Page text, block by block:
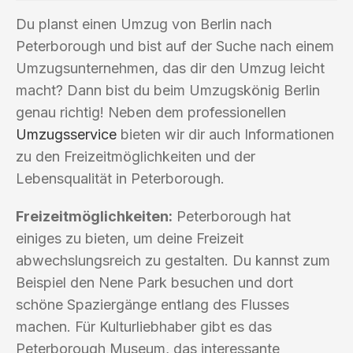
Du planst einen Umzug von Berlin nach
Peterborough und bist auf der Suche nach einem
Umzugsunternehmen, das dir den Umzug leicht
macht? Dann bist du beim Umzugskönig Berlin
genau richtig! Neben dem professionellen
Umzugsservice bieten wir dir auch Informationen
zu den Freizeitmöglichkeiten und der
Lebensqualität in Peterborough.
Freizeitmöglichkeiten: Peterborough hat
einiges zu bieten, um deine Freizeit
abwechslungsreich zu gestalten. Du kannst zum
Beispiel den Nene Park besuchen und dort
schöne Spaziergänge entlang des Flusses
machen. Für Kulturliebhaber gibt es das
Peterborough Museum, das interessante